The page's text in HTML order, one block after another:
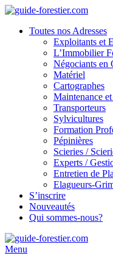
Toutes nos Adresses
Exploitants et
L’Immobilier
Négociants en
Matériel
Cartographes
Maintenance
Transporteurs
Sylvicultures
Formation
Pépinières
Scieries /
Experts /
Entretien de
Elagueurs-
S’inscrire
Nouveautés
Qui sommes-nous?
Menu